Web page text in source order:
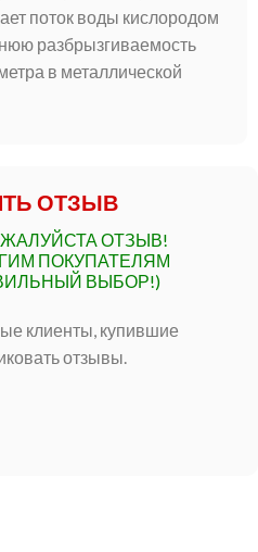
поток воды кислородом
разбрызгиваемость
в металлической
ОТЗЫВ
ОТЗЫВ!
ПОКУПАТЕЛЯМ
ВЫБОР!)
клиенты, купившие
отзывы.